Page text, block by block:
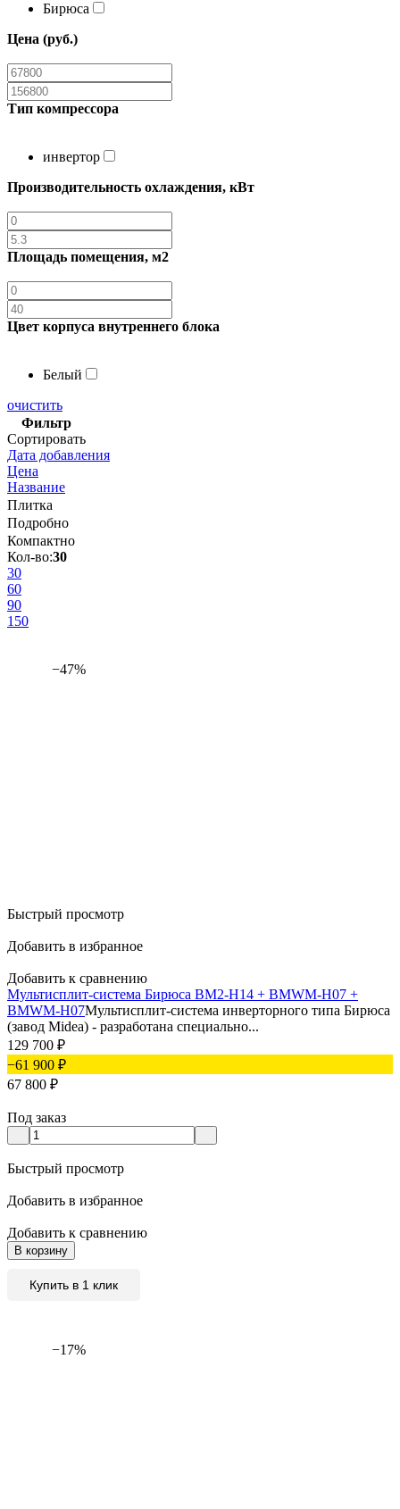
Бирюса
Цена (руб.)
Тип компрессора
инвертор
Производительность охлаждения, кВт
Площадь помещения, м2
Цвет корпуса внутреннего блока
Белый
очистить
Фильтр
Сортировать
Дата добавления
Цена
Название
Плитка
Подробно
Компактно
Кол-во:30
30
60
90
150
−47%
Быстрый просмотр
Добавить в избранное
Добавить к сравнению
Мультисплит-система Бирюса BM2-H14 + BMWM-H07 +
BMWM-H07Мультисплит-система инверторного типа Бирюса
(завод Midea) - разработана специально...
129 700 ₽
−61 900 ₽
67 800 ₽
Под заказ
Быстрый просмотр
Добавить в избранное
Добавить к сравнению
В корзину
Купить в 1 клик
−17%